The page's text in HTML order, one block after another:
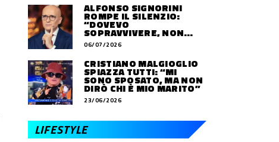
ALFONSO SIGNORINI
ROMPE IL SILENZIO:
“DOVEVO
SOPRAVVIVERE, NON
VIVERE”
06/07/2026
CRISTIANO MALGIOGLIO
SPIAZZA TUTTI: “MI
SONO SPOSATO, MA NON
DIRÒ CHI È MIO MARITO”
23/06/2026
LIFESTYLE